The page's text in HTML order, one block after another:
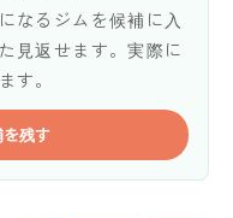
なるジムを候補に入
見返せます。実際に
す。
残す